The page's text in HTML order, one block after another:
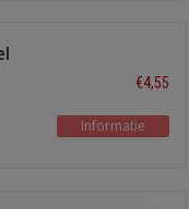
€4,55
Informatie